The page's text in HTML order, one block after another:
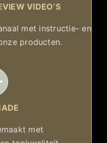
VIDEO’S
met instructie- en
producten.
met